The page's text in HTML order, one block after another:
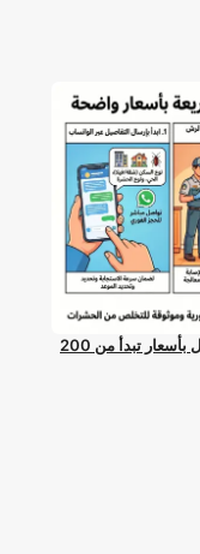
شركة مكافحة حشرات بالرياض | رش شقق وفلل بأسعار تبدأ من 200